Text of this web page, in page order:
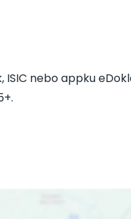
nebo appku